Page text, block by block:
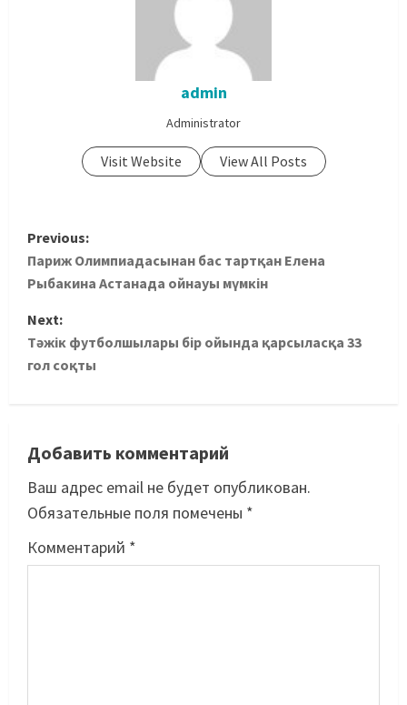
admin
Administrator
Visit Website View All Posts
Previous:
Париж Олимпиадасынан бас тартқан Елена
Рыбакина Астанада ойнауы мүмкін
Next:
Тәжік футболшылары бір ойында қарсыласқа 33
гол соқты
Добавить комментарий
Ваш адрес email не будет опубликован.
Обязательные поля помечены *
Комментарий *